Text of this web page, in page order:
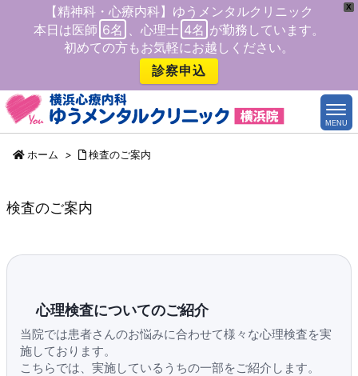
X
【精神科・心療内科】ゆうメンタルクリニック
本日は医師 6名 、心理士 4名 が勤務しています。
初めての方もお気軽にお越しください。
診察申込
MENU
ホーム > 検査のご案内
検査のご案内
心理検査についてのご紹介
当院では患者さんのお悩みに合わせて様々な心理検査を実
施しております。
こちらでは、実施しているうちの一部をご紹介します。